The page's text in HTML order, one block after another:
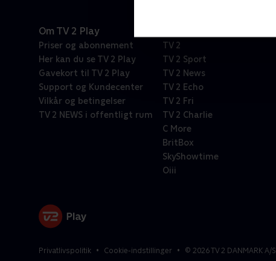
Om TV 2 Play
Priser og abonnement
Her kan du se TV 2 Play
Gavekort til TV 2 Play
Support og Kundecenter
Vilkår og betingelser
TV 2 NEWS i offentligt rum
TV 2
TV 2 Sport
TV 2 News
TV 2 Echo
TV 2 Fri
TV 2 Charlie
C More
BritBox
SkyShowtime
Oiii
Privatlivspolitik Cookie-indstillinger © 2026TV 2 DANMARK A/S